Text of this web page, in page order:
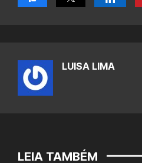
LUISA LIMA
LEIA TAMBÉM